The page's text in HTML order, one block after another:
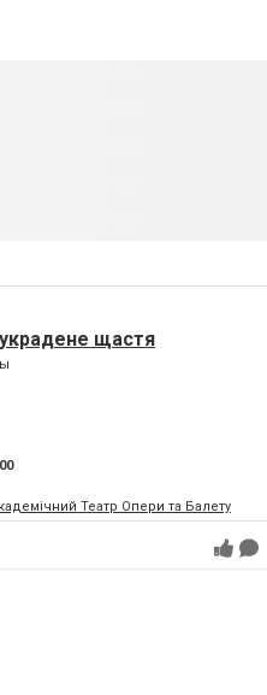
щастя
Театр Опери та Балету